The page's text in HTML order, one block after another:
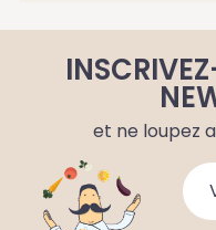
et ne loupez